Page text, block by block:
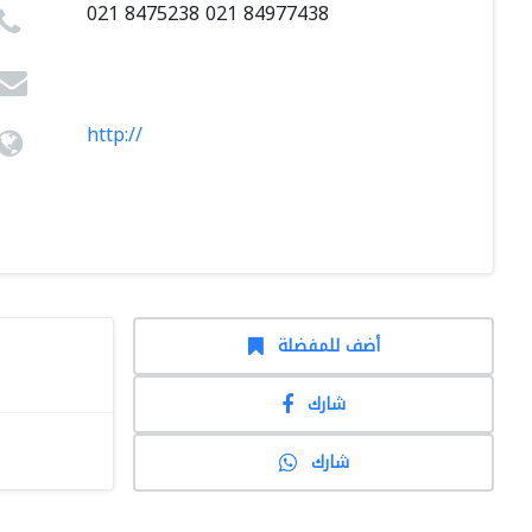
021 8475238 021 84977438
http://
أضف للمفضلة
شارك
شارك